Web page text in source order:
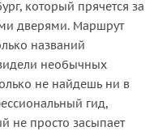
который прячется за
дверями. Маршрут
названий
необычных
не найдешь ни в
гид,
не просто засыпает